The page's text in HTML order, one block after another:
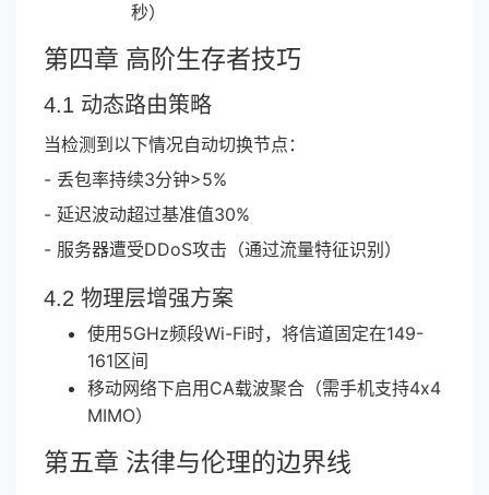
秒）
第四章 高阶生存者技巧
4.1 动态路由策略
当检测到以下情况自动切换节点：
- 丢包率持续3分钟>5%
- 延迟波动超过基准值30%
- 服务器遭受DDoS攻击（通过流量特征识别）
4.2 物理层增强方案
使用5GHz频段Wi-Fi时，将信道固定在149-
161区间
移动网络下启用CA载波聚合（需手机支持4x4
MIMO）
第五章 法律与伦理的边界线